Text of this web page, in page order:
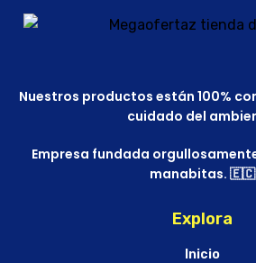
Nuestros productos están 100%
cuidado del
Empresa fundada
manabitas. 🇪🇨
Explora
Inicio